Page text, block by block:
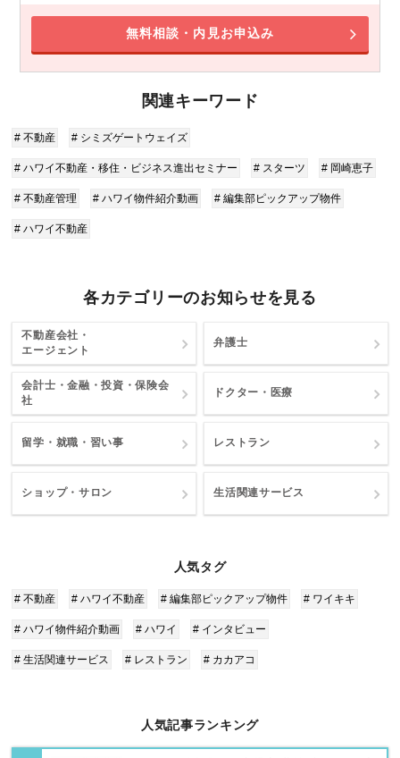
無料相談・内見お申込み
関連キーワード
# 不動産 # シミズゲートウェイズ
# ハワイ不動産・移住・ビジネス進出セミナー # スターツ # 岡崎恵子
# 不動産管理 # ハワイ物件紹介動画 # 編集部ピックアップ物件
# ハワイ不動産
各カテゴリーのお知らせを見る
不動産会社・
エージェント
弁護士
会計士・金融・投資・保険会
社
ドクター・医療
留学・就職・習い事 レストラン
ショップ・サロン 生活関連サービス
人気タグ
# 不動産 # ハワイ不動産 # 編集部ピックアップ物件 # ワイキキ
# ハワイ物件紹介動画 # ハワイ # インタビュー
# 生活関連サービス # レストラン # カカアコ
人気記事ランキング